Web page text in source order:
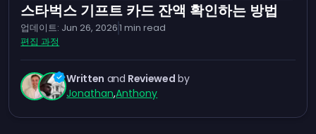
스타벅스 기프트 카드 잔액 확인하는 방법
업데이트: Jun 26, 20261 min read
편집 과정
Written and Reviewed by
Jonathan,Anthony